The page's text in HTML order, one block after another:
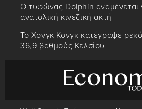
Ο τυφώνας Dolphin αναμένεται
ανατολική κινεζική ακτή
Το Χονγκ Κονγκ κατέγραψε
36,9 βαθμούς Κελσίου